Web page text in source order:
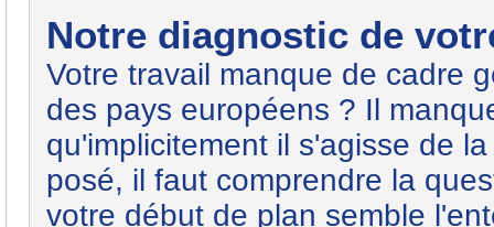
Notre diagnostic de
Votre travail manque de cadre
des pays européens ? Il
qu'implicitement il s'agisse de
posé, il faut comprendre la
votre début de plan semble